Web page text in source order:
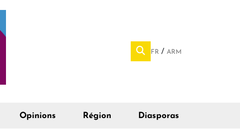
FR ARM
Opinions Région Diasporas